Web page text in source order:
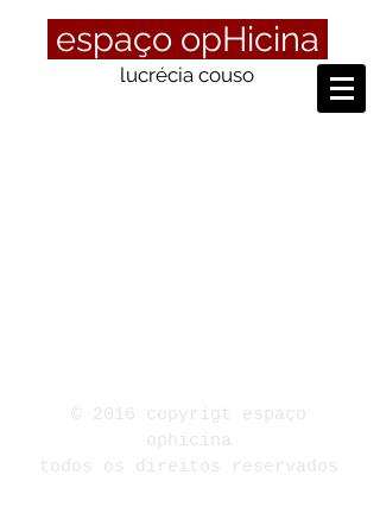
espaço opHicina
lucrécia couso
© 2016 copyrigt espaço
ophicina
todos os direitos reservados